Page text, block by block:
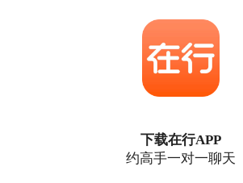
下载在行APP
约高手一对一聊天